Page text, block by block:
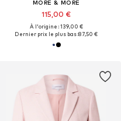
MORE & MORE
115,00 €
À l'origine : 139,00 €
Dernier prix le plus bas :87,50 €